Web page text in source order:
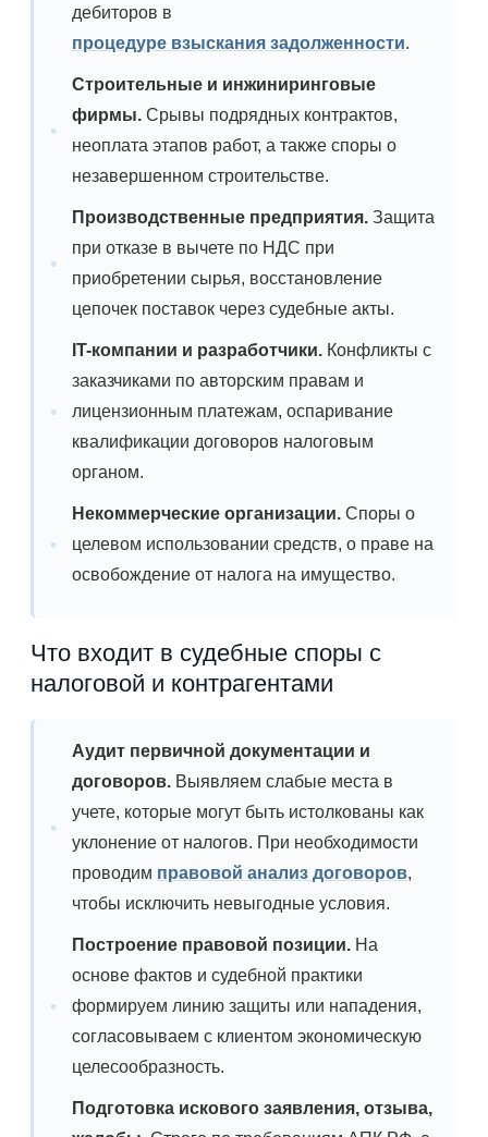
дебиторов в
процедуре взыскания задолженности.
Строительные и инжиниринговые
фирмы. Срывы подрядных контрактов,
неоплата этапов работ, а также споры о
незавершенном строительстве.
Производственные предприятия. Защита
при отказе в вычете по НДС при
приобретении сырья, восстановление
цепочек поставок через судебные акты.
IT-компании и разработчики. Конфликты с
заказчиками по авторским правам и
лицензионным платежам, оспаривание
квалификации договоров налоговым
органом.
Некоммерческие организации. Споры о
целевом использовании средств, о праве на
освобождение от налога на имущество.
Что входит в судебные споры с
налоговой и контрагентами
Аудит первичной документации и
договоров. Выявляем слабые места в
учете, которые могут быть истолкованы как
уклонение от налогов. При необходимости
проводим правовой анализ договоров,
чтобы исключить невыгодные условия.
Построение правовой позиции. На
основе фактов и судебной практики
формируем линию защиты или нападения,
согласовываем с клиентом экономическую
целесообразность.
Подготовка искового заявления, отзыва,